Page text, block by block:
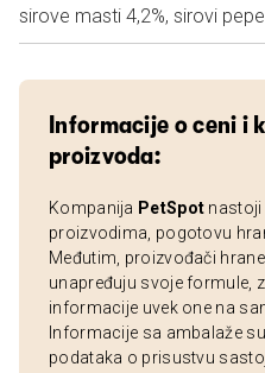
sirove masti 4,2%, sirovi
Informacije o ceni i
proizvoda:
Kompanija PetSpot nastoji
proizvodima, pogotovu
Međutim, proizvođači
unapređuju svoje formule,
informacije uvek one na
Informacije sa ambalaže
podataka o prisustvu